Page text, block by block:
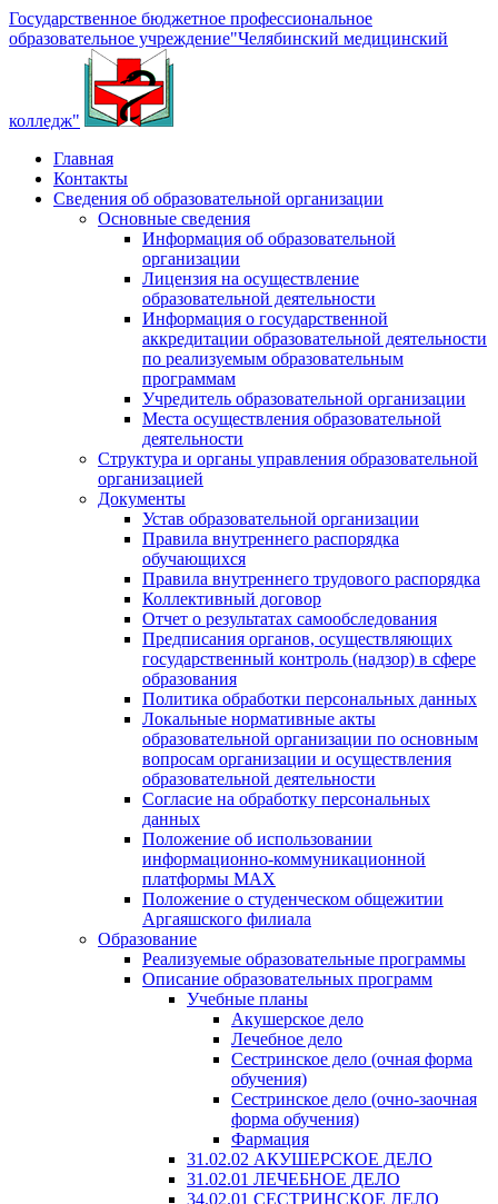
Государственное бюджетное профессиональное
образовательное учреждение"Челябинский медицинский
колледж"
Главная
Контакты
Сведения об образовательной организации
Основные сведения
Информация об образовательной
организации
Лицензия на осуществление
образовательной деятельности
Информация о государственной
аккредитации образовательной деятельности
по реализуемым образовательным
программам
Учредитель образовательной организации
Места осуществления образовательной
деятельности
Структура и органы управления образовательной
организацией
Документы
Устав образовательной организации
Правила внутреннего распорядка
обучающихся
Правила внутреннего трудового распорядка
Коллективный договор
Отчет о результатах самообследования
Предписания органов, осуществляющих
государственный контроль (надзор) в сфере
образования
Политика обработки персональных данных
Локальные нормативные акты
образовательной организации по основным
вопросам организации и осуществления
образовательной деятельности
Согласие на обработку персональных
данных
Положение об использовании
информационно-коммуникационной
платформы MAX
Положение о студенческом общежитии
Аргаяшского филиала
Образование
Реализуемые образовательные программы
Описание образовательных программ
Учебные планы
Акушерское дело
Лечебное дело
Сестринское дело (очная форма
обучения)
Сестринское дело (очно-заочная
форма обучения)
Фармация
31.02.02 АКУШЕРСКОЕ ДЕЛО
31.02.01 ЛЕЧЕБНОЕ ДЕЛО
34.02.01 СЕСТРИНСКОЕ ДЕЛО